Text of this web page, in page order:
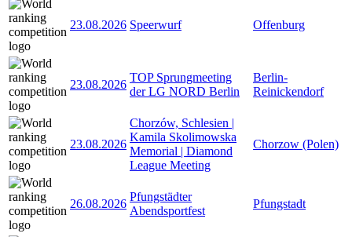
23.08.2026 Speerwurf Offenburg
23.08.2026
TOP Sprungmeeting
der LG NORD Berlin
Berlin-
Reinickendorf
23.08.2026
Chorzów, Schlesien |
Kamila Skolimowska
Memorial | Diamond
League Meeting
Chorzow (Polen)
26.08.2026
Pfungstädter
Abendsportfest
Pfungstadt